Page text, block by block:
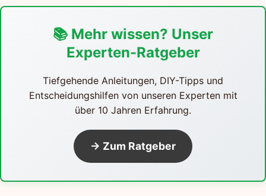
📚 Mehr wissen? Unser
Experten-Ratgeber
Tiefgehende Anleitungen, DIY-Tipps und
Entscheidungshilfen von unseren Experten mit
über 10 Jahren Erfahrung.
→ Zum Ratgeber